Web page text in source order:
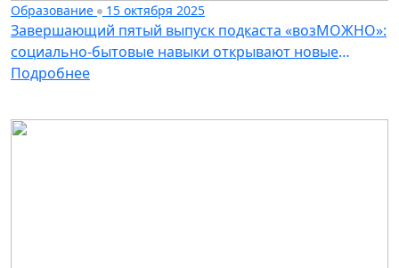
Образование 15 октября 2025
Завершающий пятый выпуск подкаста «возМОЖНО»:
социально-бытовые навыки открывают новые
возможности
Подробнее